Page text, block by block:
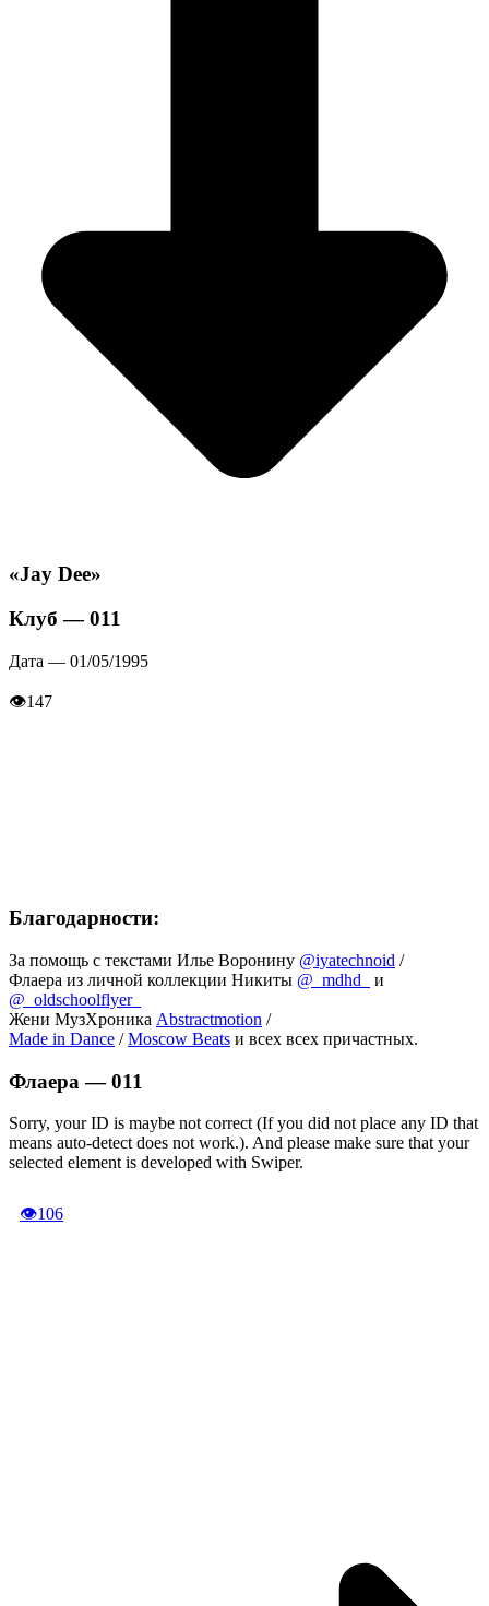
«Jay Dee»
Клуб — 011
Дата — 01/05/1995
👁147
Благодарности:
За помощь с текстами Илье Воронину @iyatechnoid /
Флаера из личной коллекции Никиты @_mdhd_
и
@_oldschoolflyer_
Жени МузХроника Abstractmotion /
Made in Dance /Moscow Beats и всех всех причастных.
Флаера —011
Sorry, your ID is maybe not correct (If you did not place any ID that
means auto-detect does not work.). And please make sure that your
selected element is developed with Swiper.
👁106